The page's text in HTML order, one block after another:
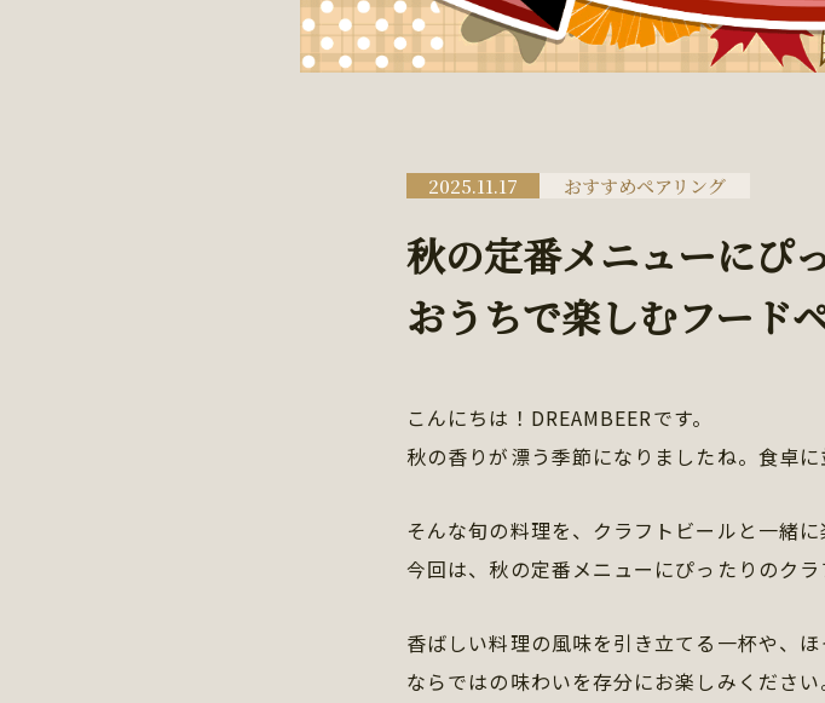
2025.11.17 おすすめペアリング
秋の定番メニューにぴ
おうちで楽しむフード
こんにちは！DREAMBEERです。
秋の香りが漂う季節になりましたね。食卓
そんな旬の料理を、クラフトビールと一緒
今回は、秋の定番メニューにぴったりのク
香ばしい料理の風味を引き立てる一杯や、
ならではの味わいを存分にお楽しみください